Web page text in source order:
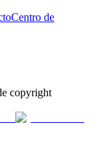
Centro de
copyright